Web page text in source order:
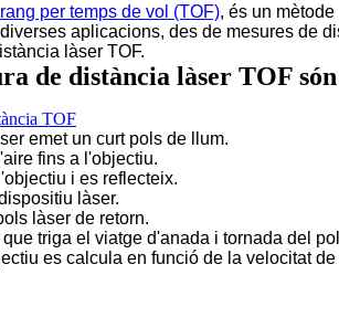
per temps de vol (TOF), és un
aplicacions, des de mesures de
làser TOF.
de distància làser TOF
emet un curt pols de llum.
fins a l'objectiu.
i es reflecteix.
làser.
làser de retorn.
triga el viatge d'anada i tornada del
es calcula en funció de la velocitat